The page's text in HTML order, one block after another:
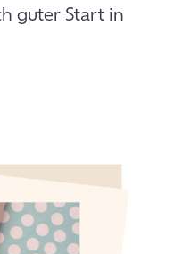
guter Start in